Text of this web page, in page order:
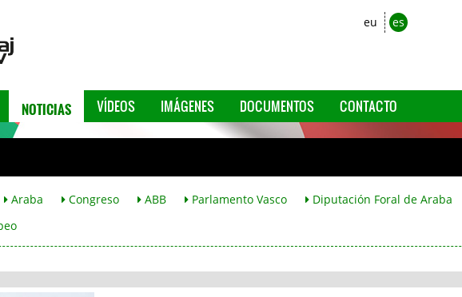
eu es
NOTICIAS VÍDEOS IMÁGENES DOCUMENTOS CONTACTO
Araba Congreso ABB Parlamento Vasco Diputación Foral de Araba